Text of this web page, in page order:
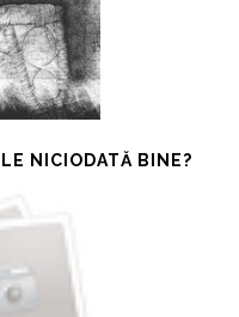
NICIODATĂ BINE?